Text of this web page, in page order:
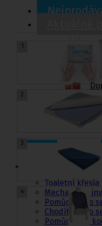
Zdravotní
Pomůcky pro
sebeobsluhu
Toaletní křesla
Mechanické
Pomůcky pro
Chodítka pro
Pomůcky do
1
2
3
4